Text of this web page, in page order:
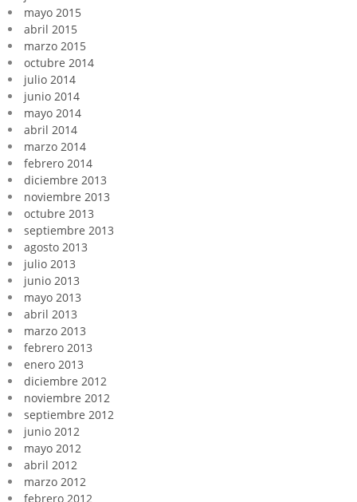
mayo 2015
abril 2015
marzo 2015
octubre 2014
julio 2014
junio 2014
mayo 2014
abril 2014
marzo 2014
febrero 2014
diciembre 2013
noviembre 2013
octubre 2013
septiembre 2013
agosto 2013
julio 2013
junio 2013
mayo 2013
abril 2013
marzo 2013
febrero 2013
enero 2013
diciembre 2012
noviembre 2012
septiembre 2012
junio 2012
mayo 2012
abril 2012
marzo 2012
febrero 2012